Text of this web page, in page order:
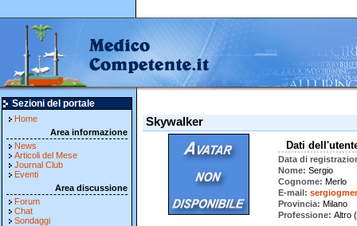
Sezioni del portale
Home
Area informazione
News
Articoli del Mese
Journal Club
Eventi
Area discussione
Forum
Chat
Sondaggi
Skywalker
Dati
Data di
Nome Sergio
Cognome Merlo
E-mail
Provincia Milano
Professione Altro